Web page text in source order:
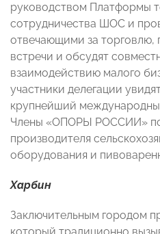
руководством Платформы
сотрудничества ШОС и
отвечающими за торговлю,
встречи и обсудят
взаимодействию малого
участники делегации
крупнейший
Члены «ОПОРЫ РОССИИ»
производителя
оборудования и
Харбин
Заключительным городом